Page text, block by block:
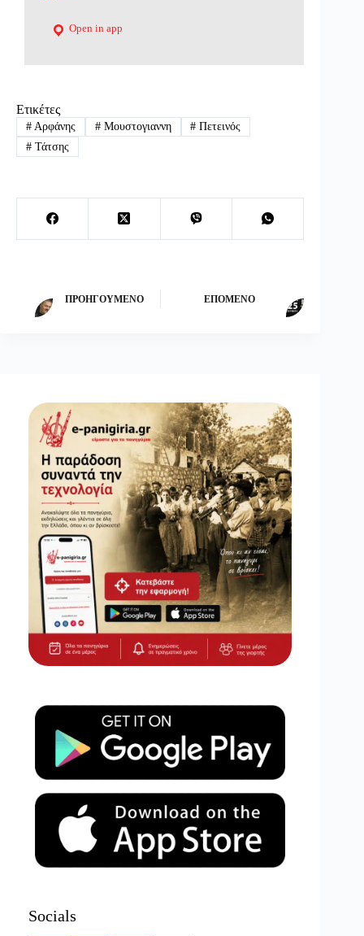
Open in app
Ετικέτες
#Αρφάνης #Μουστογιαννη # Πετεινός
#Τάτσης
ΠΡΟΗΓΟΎΜΕΝΟ ΕΠΌΜΕΝΟ
Socials